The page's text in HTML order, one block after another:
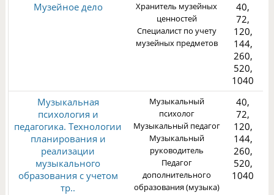
Музейное дело
Хранитель музейных
ценностей
Специалист по учету
музейных предметов
40,
72,
120,
144,
260,
520,
1040
Музыкальная
психология и
педагогика. Технологии
планирования и
реализации
музыкального
образования с учетом
тр..
Музыкальный
психолог
Музыкальный педагог
Музыкальный
руководитель
Педагог
дополнительного
образования (музыка)
40,
72,
120,
144,
260,
520,
1040